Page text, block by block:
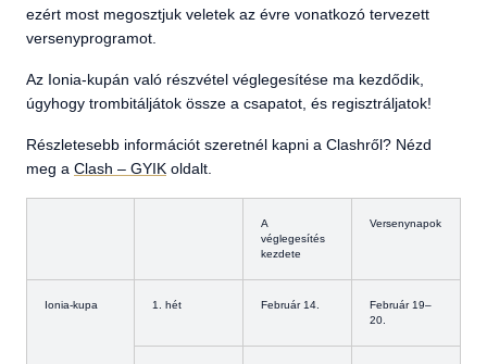
ezért most megosztjuk veletek az évre vonatkozó tervezett
versenyprogramot.
Az Ionia-kupán való részvétel véglegesítése ma kezdődik,
úgyhogy trombitáljátok össze a csapatot, és regisztráljatok!
Részletesebb információt szeretnél kapni a Clashről? Nézd
meg a Clash – GYIK oldalt.
A
véglegesítés
kezdete
Versenynapok
Ionia-kupa 1. hét Február 14.
Február 19–
20.